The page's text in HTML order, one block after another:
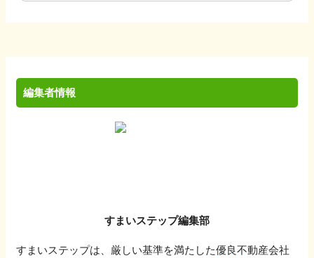
編集者情報
すまいステップ編集部
すまいステップは、厳しい基準を満たした優良不動産会社